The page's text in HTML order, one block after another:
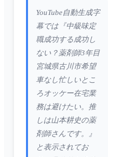
YouTube自動生成字
幕では『中級味定
職成功する成功し
ない？薬剤師3年目
宮城県古川市希望
車なし忙しいとこ
ろオッケー在宅業
務は避けたい。推
しは山本耕史の薬
剤師さんです。』
と表示されてお